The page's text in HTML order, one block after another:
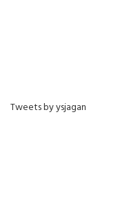
Tweets by ysjagan